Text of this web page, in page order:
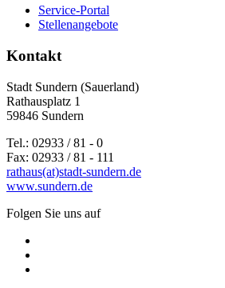
Service-Portal
Stellenangebote
Kontakt
Stadt Sundern (Sauerland)
Rathausplatz 1
59846 Sundern
Tel.: 02933 / 81 - 0
Fax: 02933 / 81 - 111
rathaus(at)stadt-sundern.de
www.sundern.de
Folgen Sie uns auf